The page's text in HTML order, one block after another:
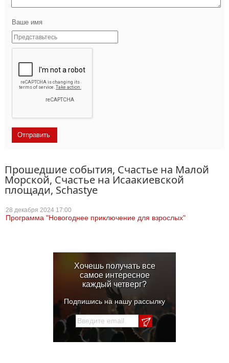
Ваше имя
Прошедшие события, Счастье на Малой
Морской, Счастье на Исаакиевской
площади, Schastye
28 декабря 2024 17:00
Программа "Новогоднее приключение для взрослых"
Хочешь получать все
самое интересное
каждый четверг?
Подпишись на нашу рассылку